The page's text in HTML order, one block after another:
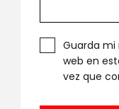
Guarda
web en
vez que